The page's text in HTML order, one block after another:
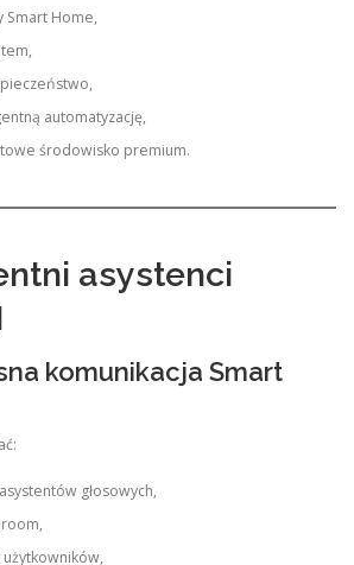
Smart Home,
automatyzację,
środowisko premium.
asystenci
komunikacja Smart
głosowych,